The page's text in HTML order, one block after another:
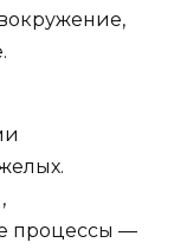
процессы —